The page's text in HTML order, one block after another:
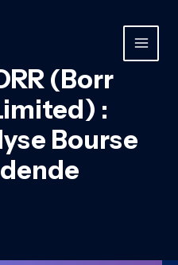
MAIN
(Borr
:
Bourse